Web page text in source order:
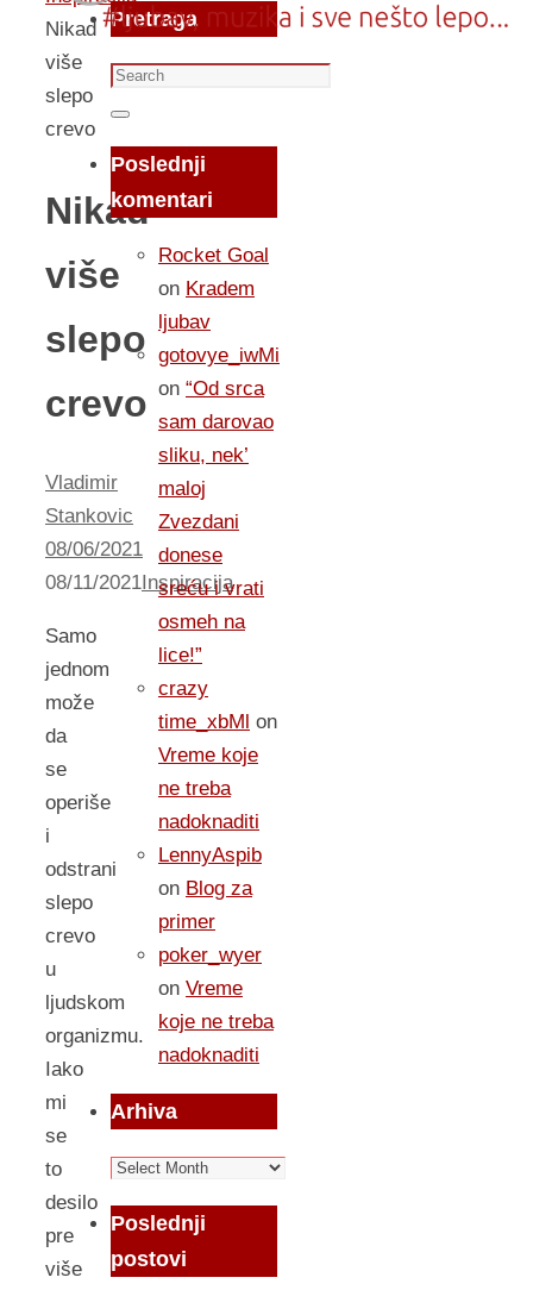
Nikad
više
slepo
crevo
Nikad
više
slepo
crevo
Vladimir
Stankovic
08/06/2021
08/11/2021Inspiracija
Samo
jednom
može
da
se
operiše
i
odstrani
slepo
crevo
u
ljudskom
organizmu.
Iako
mi
se
to
desilo
pre
više
Pretraga
Search
for:
Search
Poslednji
komentari
Rocket Goal
on Kradem
ljubav
gotovye_iwMi
on “Od srca
sam darovao
sliku, nek’
maloj
Zvezdani
donese
sreću i vrati
osmeh na
lice!”
crazy
time_xbMl on
Vreme koje
ne treba
nadoknaditi
LennyAspib
on Blog za
primer
poker_wyer
on Vreme
koje ne treba
nadoknaditi
Arhiva
Arhiva
Poslednji
postovi